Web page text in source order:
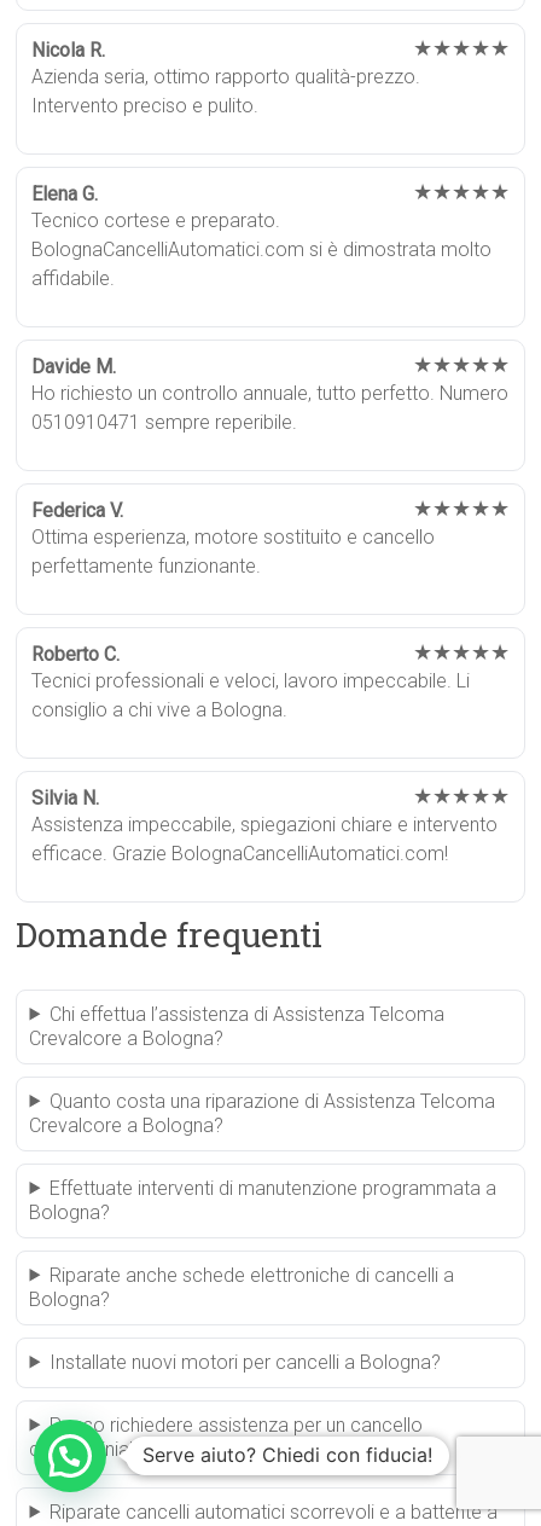
Nicola R. ★★★★★
Azienda seria, ottimo rapporto qualità-prezzo.
Intervento preciso e pulito.
Elena G. ★★★★★
Tecnico cortese e preparato.
BolognaCancelliAutomatici.com si è dimostrata molto
affidabile.
Davide M. ★★★★★
Ho richiesto un controllo annuale, tutto perfetto. Numero
0510910471 sempre reperibile.
Federica V. ★★★★★
Ottima esperienza, motore sostituito e cancello
perfettamente funzionante.
Roberto C. ★★★★★
Tecnici professionali e veloci, lavoro impeccabile. Li
consiglio a chi vive a Bologna.
Silvia N. ★★★★★
Assistenza impeccabile, spiegazioni chiare e intervento
efficace. Grazie BolognaCancelliAutomatici.com!
Domande frequenti
Chi effettua l’assistenza di Assistenza Telcoma
Crevalcore a Bologna?
Quanto costa una riparazione di Assistenza Telcoma
Crevalcore a Bologna?
Effettuate interventi di manutenzione programmata a
Bologna?
Riparate anche schede elettroniche di cancelli a
Bologna?
Installate nuovi motori per cancelli a Bologna?
Posso richiedere assistenza per un cancello
condominiale a Bologna?
Riparate cancelli automatici scorrevoli e a battente a
Serve aiuto? Chiedi con fiducia!